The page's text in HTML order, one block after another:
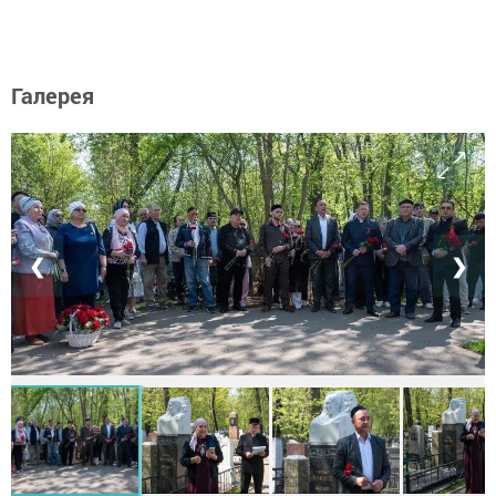
Галерея
❮ ❯